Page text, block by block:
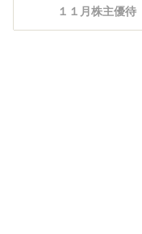
１１月株主優待